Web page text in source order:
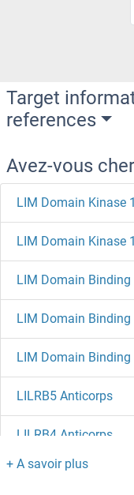
Target
references
Avez-vous
LIM Domain Kinase
LIM Domain Kinase
LIM Domain
LIM Domain
LIM Domain
LILRB5 Anticorps
LILRB4 Anticorps
LILRB3 Anticorps